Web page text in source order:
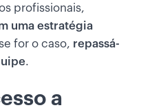
profissionais,
uma estratégia
for o caso, repassá-
.
a